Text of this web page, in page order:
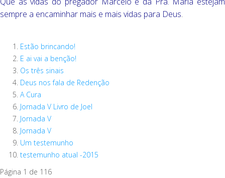
sempre a encaminhar mais e mais vidas para Deus.
Estão brincando!
E ai vai a benção!
Os três sinais
Deus nos fala de Redenção
A Cura
Jornada V Livro de Joel
Jornada V
Jornada V
Um testemunho
testemunho atual -2015
Página 1 de 116